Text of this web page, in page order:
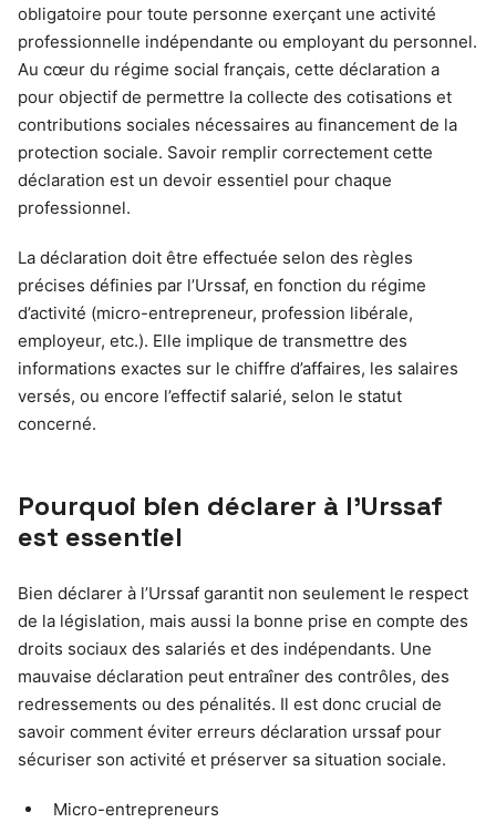
obligatoire pour toute personne exerçant une activité
professionnelle indépendante ou employant du personnel.
Au cœur du régime social français, cette déclaration a
pour objectif de permettre la collecte des cotisations et
contributions sociales nécessaires au financement de la
protection sociale. Savoir remplir correctement cette
déclaration est un devoir essentiel pour chaque
professionnel.
La déclaration doit être effectuée selon des règles
précises définies par l’Urssaf, en fonction du régime
d’activité (micro-entrepreneur, profession libérale,
employeur, etc.). Elle implique de transmettre des
informations exactes sur le chiffre d’affaires, les salaires
versés, ou encore l’effectif salarié, selon le statut
concerné.
Pourquoi bien déclarer à l’Urssaf
est essentiel
Bien déclarer à l’Urssaf garantit non seulement le respect
de la législation, mais aussi la bonne prise en compte des
droits sociaux des salariés et des indépendants. Une
mauvaise déclaration peut entraîner des contrôles, des
redressements ou des pénalités. Il est donc crucial de
savoir comment éviter erreurs déclaration urssaf pour
sécuriser son activité et préserver sa situation sociale.
Micro-entrepreneurs